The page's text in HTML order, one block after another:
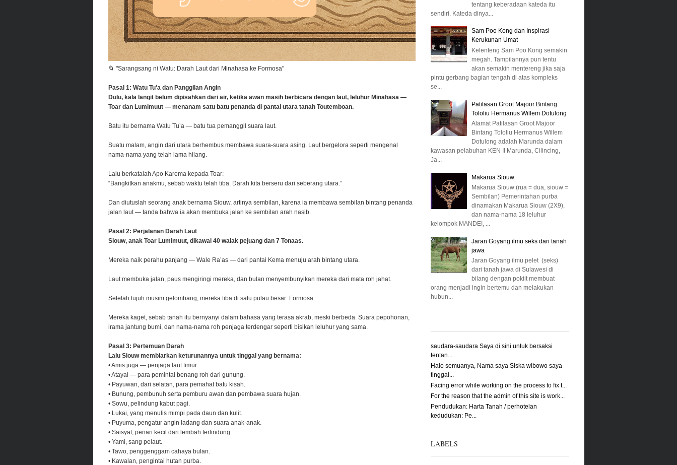
🌀 "Sarangsang ni Watu: Darah Laut dari Minahasa ke Formosa"
Pasal 1: Watu Tu'a dan Panggilan Angin
Dulu, kala langit belum dipisahkan dari air, ketika awan masih berbicara dengan laut, leluhur Minahasa —
Toar dan Lumimuut — menanam satu batu penanda di pantai utara tanah Toutemboan.
Batu itu bernama Watu Tu’a — batu tua pemanggil suara laut.
Suatu malam, angin dari utara berhembus membawa suara-suara asing. Laut bergelora seperti mengenal
nama-nama yang telah lama hilang.
Lalu berkatalah Apo Karema kepada Toar:
“Bangkitkan anakmu, sebab waktu telah tiba. Darah kita berseru dari seberang utara.”
Dan diutuslah seorang anak bernama Siouw, artinya sembilan, karena ia membawa sembilan bintang penanda
jalan laut — tanda bahwa ia akan membuka jalan ke sembilan arah nasib.
Pasal 2: Perjalanan Darah Laut
Siouw, anak Toar Lumimuut, dikawal 40 walak pejuang dan 7 Tonaas.
Mereka naik perahu panjang — Wale Ra’as — dari pantai Kema menuju arah bintang utara.
Laut membuka jalan, paus mengiringi mereka, dan bulan menyembunyikan mereka dari mata roh jahat.
Setelah tujuh musim gelombang, mereka tiba di satu pulau besar: Formosa.
Mereka kaget, sebab tanah itu bernyanyi dalam bahasa yang terasa akrab, meski berbeda. Suara pepohonan,
irama jantung bumi, dan nama-nama roh penjaga terdengar seperti bisikan leluhur yang sama.
Pasal 3: Pertemuan Darah
Lalu Siouw membiarkan keturunannya untuk tinggal yang bernama:
• Amis juga — penjaga laut timur.
• Atayal — para pemintal benang roh dari gunung.
• Payuwan, dari selatan, para pemahat batu kisah.
• Bunung, pembunuh serta pemburu awan dan pembawa suara hujan.
• Sowu, pelindung kabut pagi.
• Lukai, yang menulis mimpi pada daun dan kulit.
• Puyuma, pengatur angin ladang dan suara anak-anak.
• Saisyat, penari kecil dari lembah terlindung.
• Yami, sang pelaut.
• Tawo, penggenggam cahaya bulan.
• Kawalan, pengintai hutan purba.
tentang keberadaan kateda itu
sendiri. Kateda dinya...
Sam Poo Kong dan Inspirasi
Kerukunan Umat
Kelenteng Sam Poo Kong semakin
megah. Tampilannya pun tentu
akan semakin mentereng jika saja
pintu gerbang bagian tengah di atas kompleks
se...
Patilasan Groot Majoor Bintang
Tololiu Hermanus Willem Dotulong
Alamat Patilasan Groot Majoor
Bintang Tololiu Hermanus Willem
Dotulong adalah Marunda dalam
kawasan pelabuhan KEN II Marunda, Cilincing,
Ja...
Makarua Siouw
Makarua Siouw (rua = dua, siouw =
Sembilan) Pemerintahan purba
dinamakan Makarua Siouw (2X9),
dan nama-nama 18 leluhur
kelompok MANDEI, ...
Jaran Goyang ilmu seks dari tanah
jawa
Jaran Goyang ilmu pelet (seks)
dari tanah jawa di Sulawesi di
bilang dengan pokiit membuat
orang menjadi ingin bertemu dan melakukan
hubun...
saudara-saudara Saya di sini untuk bersaksi
tentan...
Halo semuanya, Nama saya Siska wibowo saya
tinggal...
Facing error while working on the process to fix t...
For the reason that the admin of this site is work...
Pendudukan: Harta Tanah / perhotelan
kedudukan: Pe...
LABELS